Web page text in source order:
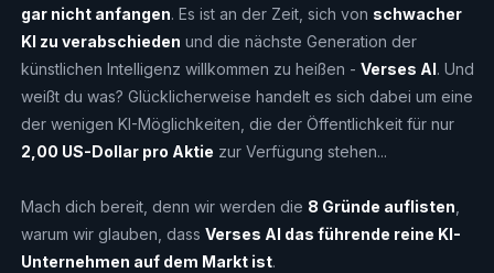
gar nicht anfangen. Es ist an der Zeit, sich von schwacher
KI zu verabschieden und die nächste Generation der
künstlichen Intelligenz willkommen zu heißen - Verses AI. Und
weißt du was? Glücklicherweise handelt es sich dabei um eine
der wenigen KI-Möglichkeiten, die der Öffentlichkeit für nur
2,00 US-Dollar pro Aktie zur Verfügung stehen...
Mach dich bereit, denn wir werden die 8 Gründe auflisten
warum wir glauben, dass Verses AI das führende reine KI-
Unternehmen auf dem Markt ist.